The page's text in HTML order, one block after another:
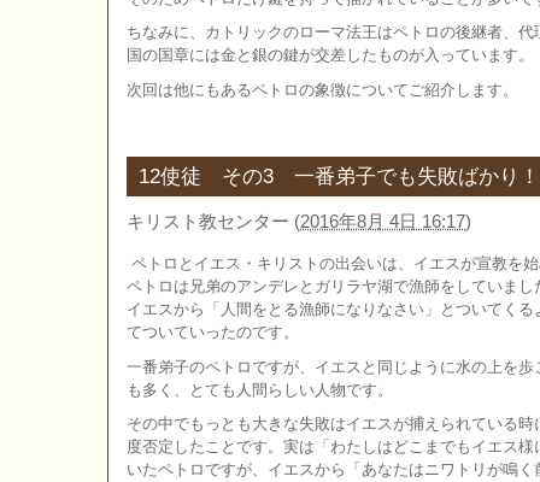
ちなみに、カトリックのローマ法王はペトロの後継者、
国の国章には金と銀の鍵が交差したものが入っています。
次回は他にもあるペトロの象徴についてご紹介します。
12使徒 その3 一番弟子でも失敗ばかり
キリスト教センター (2016年8月 4日 16:17)
ペトロとイエス・キリストの出会いは、イエスが宣教を
ペトロは兄弟のアンデレとガリラヤ湖で漁師をしていまし
イエスから「人間をとる漁師になりなさい」とついてく
てついていったのです。
一番弟子のペトロですが、イエスと同じように水の上を
も多く、とても人間らしい人物です。
その中でもっとも大きな失敗はイエスが捕えられている
度否定したことです。実は「わたしはどこまでもイエス
いたペトロですが、イエスから「あなたはニワトリが鳴